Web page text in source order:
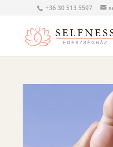
+36 30 513 5597